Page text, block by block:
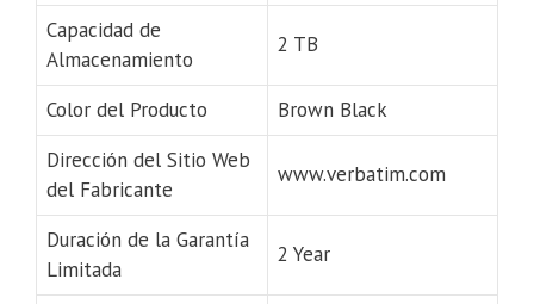
Capacidad de
Almacenamiento
2 TB
Color del Producto
Brown Black
Dirección del Sitio Web
del Fabricante
www.verbatim.com
Duración de la Garantía
Limitada
2 Year